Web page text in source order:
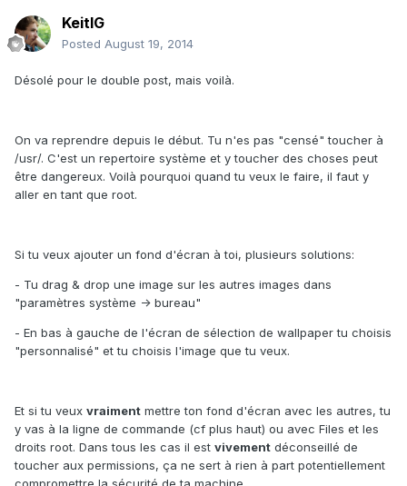
KeitIG
Posted August 19, 2014
Désolé pour le double post, mais voilà.
On va reprendre depuis le début. Tu n'es pas "censé" toucher à
/usr/. C'est un repertoire système et y toucher des choses peut
être dangereux. Voilà pourquoi quand tu veux le faire, il faut y
aller en tant que root.
Si tu veux ajouter un fond d'écran à toi, plusieurs solutions:
- Tu drag & drop une image sur les autres images dans
"paramètres système -> bureau"
- En bas à gauche de l'écran de sélection de wallpaper tu choisis
"personnalisé" et tu choisis l'image que tu veux.
Et si tu veux vraiment mettre ton fond d'écran avec les autres, tu
y vas à la ligne de commande (cf plus haut) ou avec Files et les
droits root. Dans tous les cas il est vivement déconseillé de
toucher aux permissions, ça ne sert à rien à part potentiellement